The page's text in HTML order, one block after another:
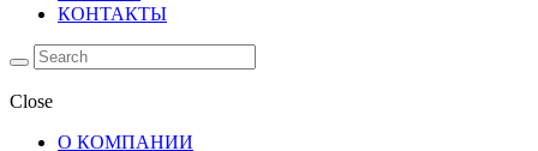
КОНТАКТЫ
Close
О КОМПАНИИ